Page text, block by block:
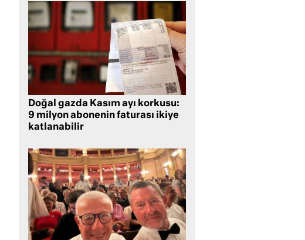
Doğal gazda Kasım ayı korkusu:
9 milyon abonenin faturası ikiye
katlanabilir